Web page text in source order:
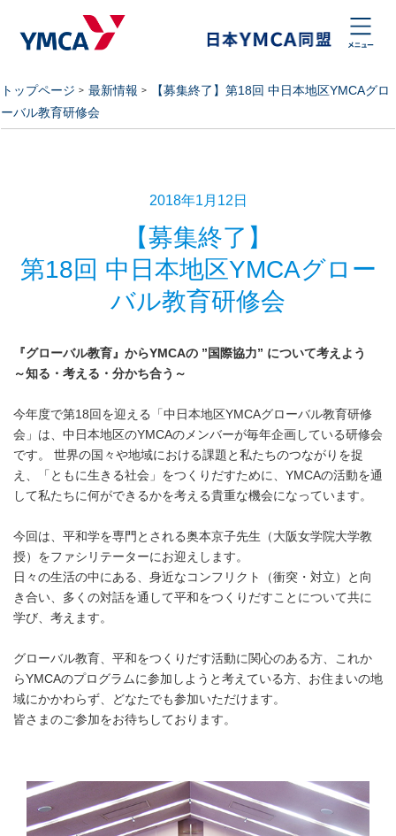
トップページ 最新情報
【募集終了】第18回 中日本地区YMCAグロ
ーバル教育研修会
2018年1月12日
【募集終了】
第18回 中日本地区YMCAグロー
バル教育研修会
『グローバル教育』からYMCAの ”国際協力” について考えよう
～知る・考える・分かち合う～
今年度で第18回を迎える「中日本地区YMCAグローバル教育研修
会」は、中日本地区のYMCAのメンバーが毎年企画している研修会
です。 世界の国々や地域における課題と私たちのつながりを捉
え、「ともに生きる社会」をつくりだすために、YMCAの活動を通
して私たちに何ができるかを考える貴重な機会になっています。
今回は、平和学を専門とされる奥本京子先生（大阪女学院大学教
授）をファシリテーターにお迎えします。
日々の生活の中にある、身近なコンフリクト（衝突・対立）と向
き合い、多くの対話を通して平和をつくりだすことについて共に
学び、考えます。
グローバル教育、平和をつくりだす活動に関心のある方、これか
らYMCAのプログラムに参加しようと考えている方、お住まいの地
域にかかわらず、どなたでも参加いただけます。
皆さまのご参加をお待ちしております。